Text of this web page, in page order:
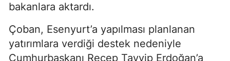
bakanlara aktardı.
Çoban, Esenyurt’a yapılması planlanan
yatırımlara verdiği destek nedeniyle
Cumhurbaşkanı Recep Tayyip Erdoğan’a